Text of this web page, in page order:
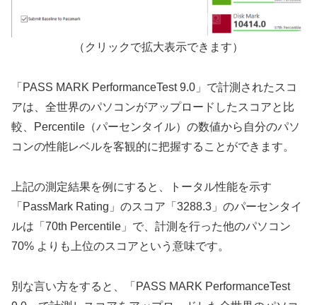
（クリックで拡大表示できます）
「PASS MARK PerformanceTest 9.0」で計測されたスコ
アは、全世界のパソコンがアップロードしたスコアと比
較、Percentile（パーセンタイル）の数値から自分のパソ
コンの性能レベルを客観的に把握することができます。
上記の測定結果を例にすると、トータル性能を示す
「PassMark Rating」のスコア「3288.3」のパーセンタイ
ルは「70th Percentile」で、計測を行った他のパソコン
70% よりも上位のスコアという意味です。
別な言い方をすると、「PASS MARK PerformanceTest